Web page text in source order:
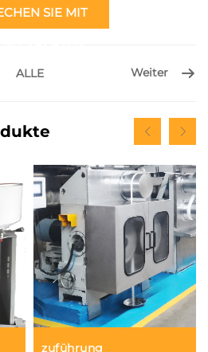
SIE MIT
ALLE Weiter
zuführung